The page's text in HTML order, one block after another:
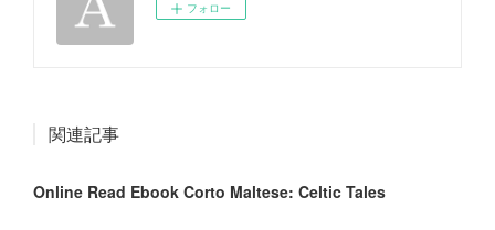
フォロー
関連記事
Online Read Ebook Corto Maltese: Celtic Tales